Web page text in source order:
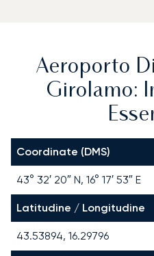
Aeroporto
Girolamo:
Coordinate (DMS)
43° 32′ 20″ N, 16° 17′ 53″ E
Latitudine / Longitudine
43.53894, 16.29796